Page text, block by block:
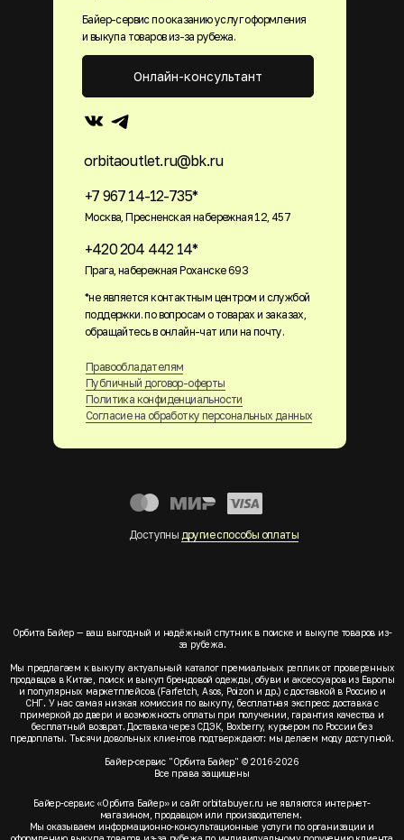
Байер-сервис по оказанию услуг оформления
и выкупа товаров из-за рубежа.
+7 967 14-12-735*
Москва, Пресненская набережная 12, 457
+420 204 442 14*
Прага, набережная Роханске 693
orbitaoutlet.ru@bk.ru
Правообладателям
Публичный договор-оферты
Политика конфиденциальности
Согласие на обработку персональных данных
Онлайн-консультант
Доступны другие способы оплаты
*не является контактным центром и службой
поддержки. по вопросам о товарах и заказах,
обращайтесь в онлайн-чат или на почту.
Орбита Байер — ваш выгодный и надёжный спутник в поиске и выкупе товаров из-
за рубежа.
Мы предлагаем к выкупу актуальный каталог премиальных реплик от проверенных
продавцов в Китае, поиск и выкуп брендовой одежды, обуви и аксессуаров из Европы
и популярных маркетплейсов (Farfetch, Asos, Poizon и др.) с доставкой в Россию и
СНГ. У нас самая низкая комиссия по выкупу, бесплатная экспресс доставка с
примеркой до двери и возможность оплаты при получении, гарантия качества и
бесплатный возврат. Доставка через СДЭК, Boxberry, курьером по России без
предоплаты. Тысячи довольных клиентов подтверждают: мы делаем моду доступной.
Байер-сервис "Орбита Байер" © 2016-2026
Все права защищены
Байер-сервис «Орбита Байер» и сайт orbitabuyer.ru не являются интернет-
магазином, продавцом или производителем.
Мы оказываем информационно-консультационные услуги по организации и